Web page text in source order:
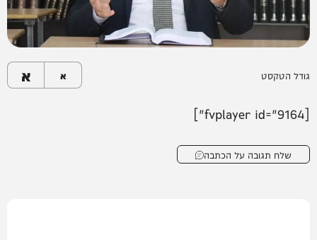
גודל הטקסט א א
[fvplayer id="9164"]
שלח תגובה על הכתבה